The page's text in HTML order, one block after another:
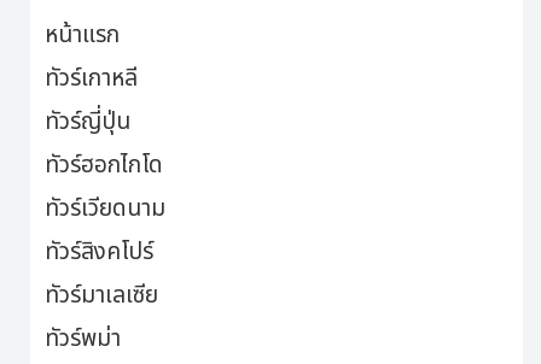
หน้าแรก
ทัวร์เกาหลี
ทัวร์ญี่ปุ่น
ทัวร์ฮอกไกโด
ทัวร์เวียดนาม
ทัวร์สิงคโปร์
ทัวร์มาเลเซีย
ทัวร์พม่า